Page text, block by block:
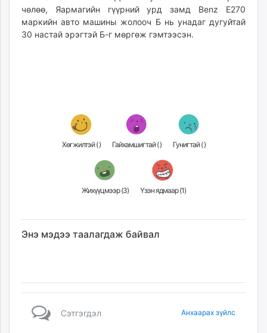
чөлөө, Яармагийн гүүрний урд замд Benz E270
маркийн авто машины жолооч Б нь унадаг дугуйтай
30 настай эрэгтэй Б-г мөргөж гэмтээсэн.
Хөгжилтэй () Гайхамшигтай () Гунигтай ()
Жихүүцмээр (3) Үзэн ядмаар (1)
Энэ мэдээ таалагдаж байвал
Сэтгэгдэл Анхаарах зүйлс